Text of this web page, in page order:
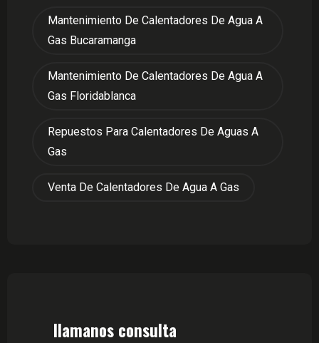
Mantenimiento De Calentadores De Agua A
Gas Bucaramanga
Mantenimiento De Calentadores De Agua A
Gas Floridablanca
Repuestos Para Calentadores De Aguas A
Gas
Venta De Calentadores De Agua A Gas
llamanos consulta